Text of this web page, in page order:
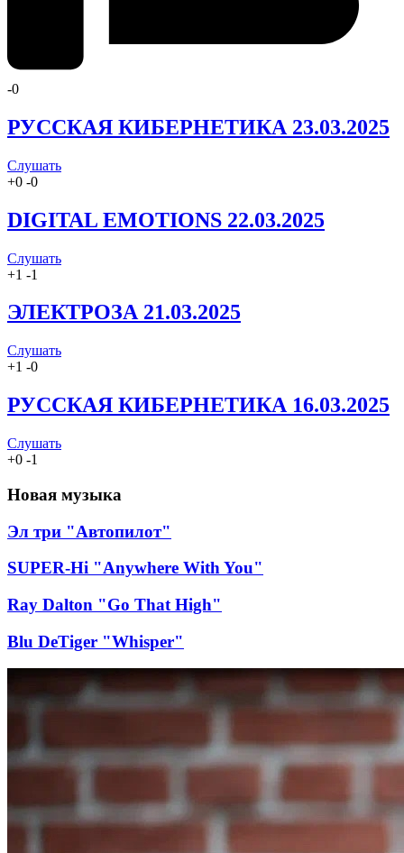
-0
РУССКАЯ КИБЕРНЕТИКА 23.03.2025
Слушать
+0 -0
DIGITAL EMOTIONS 22.03.2025
Слушать
+1 -1
ЭЛЕКТРОЗА 21.03.2025
Слушать
+1 -0
РУССКАЯ КИБЕРНЕТИКА 16.03.2025
Слушать
+0 -1
Новая музыка
Эл три "Автопилот"
SUPER-Hi "Anywhere With You"
Ray Dalton "Go That High"
Blu DeTiger "Whisper"